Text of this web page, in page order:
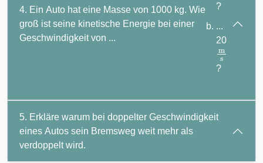
4. Ein Auto hat eine Masse von 1000 kg. Wie
groß ist seine kinetische Energie bei einer
Geschwindigkeit von ...
?
...
20
ms
?
5. Erkläre warum bei doppelter Geschwindigkeit
eines Autos sein Bremsweg weit mehr als
verdoppelt wird.